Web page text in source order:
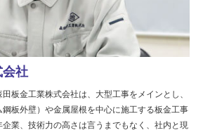
会社
板金工業株式会社は、大型工事をメインとし、
板外壁）や金属屋根を中心に施工する板金工事
業、技術力の高さは言うまでもなく、社内と現